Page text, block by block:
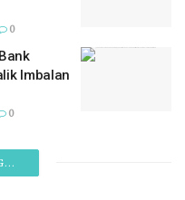
0
Imbalan
0